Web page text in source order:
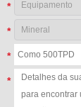
*
*
*
*